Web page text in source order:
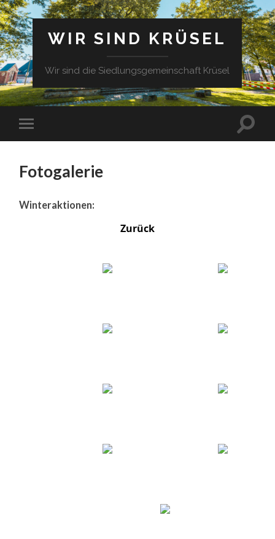
WIR SIND KRÜSEL
Wir sind die Siedlungsgemeinschaft Krüsel
Fotogalerie
Winteraktionen:
Zurück